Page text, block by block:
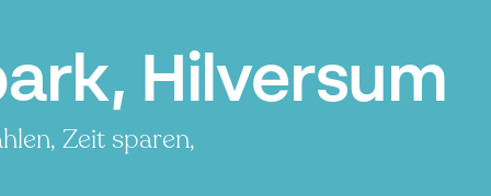
Hilversum
Zeit sparen,